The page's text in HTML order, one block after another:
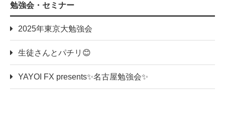
勉強会・セミナー
2025年東京大勉強会
生徒さんとパチリ😊
YAYOI FX presents✨名古屋勉強会✨